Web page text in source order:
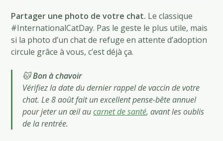
Partager une photo de votre chat. Le classique
#InternationalCatDay. Pas le geste le plus utile, mais
si la photo d’un chat de refuge en attente d’adoption
circule grâce à vous, c’est déjà ça.
🐱Bon à chavoir
Vérifiez la date du dernier rappel de vaccin de votre
chat. Le 8 août fait un excellent pense-bête annuel
pour jeter un œil aucarnet de santé, avant les oublis
de la rentrée.